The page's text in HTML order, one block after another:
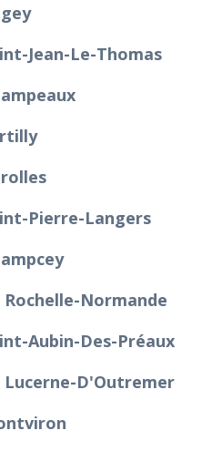
Jean-Le-Thomas
Pierre-Langers
Normande
Aubin-Des-Préaux
Lucerne-D'Outremer